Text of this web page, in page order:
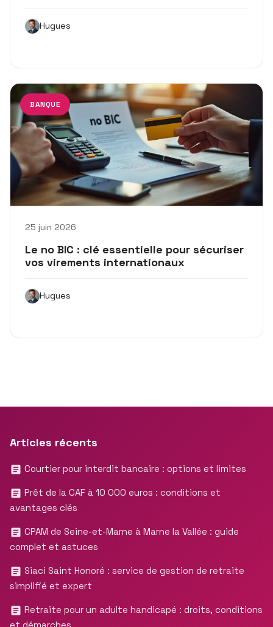
Hugues
BANQUE
25 juin 2026
Le no BIC : clé essentielle pour sécuriser
vos virements internationaux
Hugues
Articles récents
Courtier pour interdit bancaire : options et limites
Prêt de la CAF à 10 000 euros : conditions et
avantages clés
CPAM de Seine-et-Marne à Marne la Vallée : guide
complet et astuces
Siaci Saint Honoré : service de gestion de retraite
simplifié et expert
Retraite pour un adulte handicapé : droits, conditions